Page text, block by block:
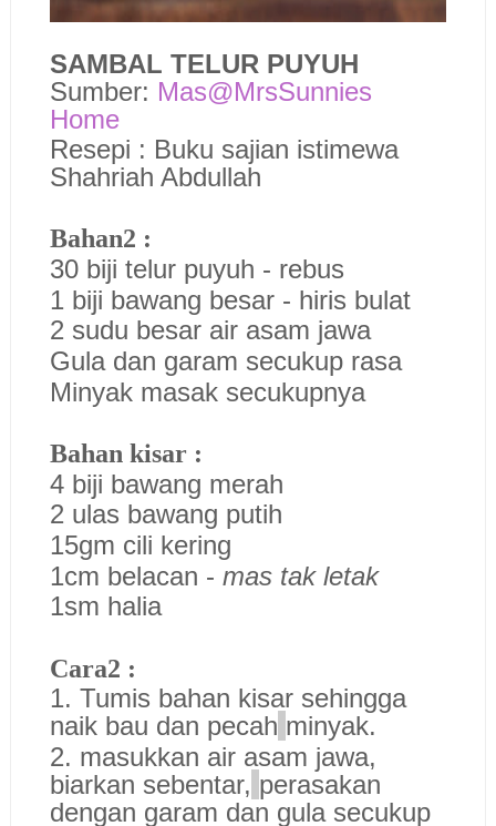
SAMBAL TELUR PUYUH
Sumber: Mas@MrsSunnies
Home
Resepi : Buku sajian istimewa
Shahriah Abdullah
Bahan2 :
30 biji telur puyuh - rebus
1 biji bawang besar - hiris bulat
2 sudu besar air asam jawa
Gula dan garam secukup rasa
Minyak masak secukupnya
Bahan kisar :
4 biji bawang merah
2 ulas bawang putih
15gm cili kering
1cm belacan - mas tak letak
1sm halia
Cara2 :
1. Tumis bahan kisar sehingga
naik bau dan pecah minyak.
2. masukkan air asam jawa,
biarkan sebentar, perasakan
dengan garam dan gula secukup